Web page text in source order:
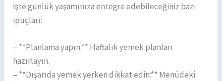
İşte günlük yaşamınıza entegre edebileceğiniz bazı
ipuçları:
– **Planlama yapın:** Haftalık yemek planları
hazırlayın.
– **Dışarıda yemek yerken dikkat edin:** Menüdeki